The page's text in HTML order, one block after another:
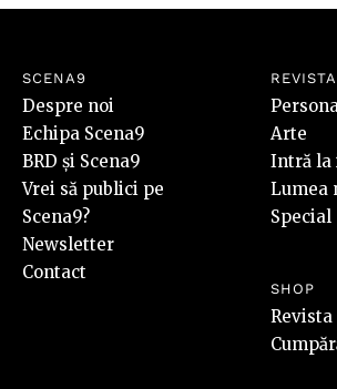
SCENA9
Despre noi
Echipa Scena9
BRD și Scena9
Vrei să publici pe
Scena9?
Newsletter
Contact
REVISTA
Arte
Intră la
Lumea
Special
SHOP
Revista